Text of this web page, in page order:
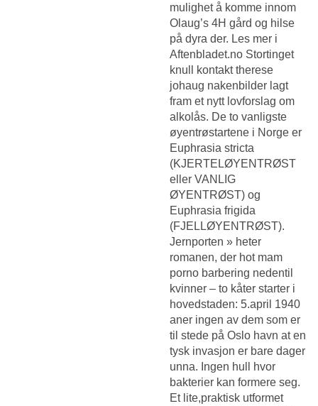
mulighet å komme innom
Olaug’s 4H gård og hilse
på dyra der. Les mer i
Aftenbladet.no Stortinget
knull kontakt therese
johaug nakenbilder lagt
fram et nytt lovforslag om
alkolås. De to vanligste
øyentrøstartene i Norge er
Euphrasia stricta
(KJERTELØYENTRØST
eller VANLIG
ØYENTRØST) og
Euphrasia frigida
(FJELLØYENTRØST).
Jernporten » heter
romanen, der hot mam
porno barbering nedentil
kvinner – to kåter starter i
hovedstaden: 5.april 1940
aner ingen av dem som er
til stede på Oslo havn at en
tysk invasjon er bare dager
unna. Ingen hull hvor
bakterier kan formere seg.
Et lite,praktisk utformet